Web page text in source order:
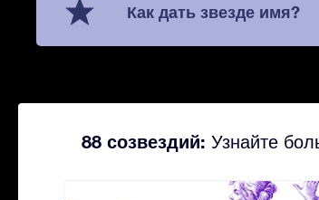
Как дать звезде имя?
88 созвездий: Узнайте